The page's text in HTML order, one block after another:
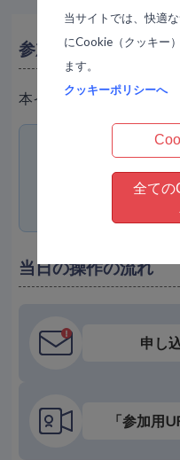
参加方法
本イベントは『Zoom』
参加URLは《受講
されています。
当日の操作の流れ
申し
「参加用
当サイトでは、快適
にCookie（クッキー
ます。
クッキーポリシーへ
全ての